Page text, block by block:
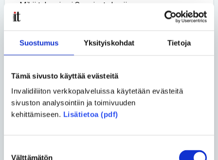
Suostumus Yksityiskohdat Tietoja
Tämä sivusto käyttää evästeitä
Invalidiliiton verkkopalveluissa käytetään evästeitä
sivuston analysointiin ja toimivuuden
kehittämiseen. Lisätietoa (pdf)
Välttämätön
Mikä tekee juuri Spesiasta hyvän
ammattioppilaitoksen?
opiskelijamme saisi loistaa. Pyrimme siihen, että he
löytämään oman ammatin ja aloittamaan itsenäisen
elämän, Meriläinen sanoo.
– Asuntolatoimintamme on hyvin poikkeuksellista.
Neljällä paikkakunnallamme osa opiskelijoista asuu
valttikortti opintojen läpäisyn kannalta, Sarpolahti